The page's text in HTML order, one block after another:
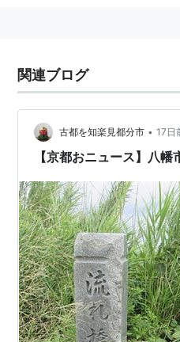
関連ブログ
古都を知楽見都分市 • 17日
【京都おニュース】八